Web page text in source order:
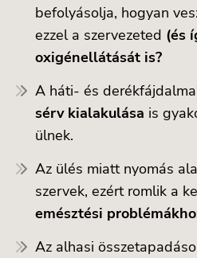
befolyásolja, hogyan
ezzel a szervezeted (és
oxigénellátását is?
A háti- és
sérv kialakulása is
ülnek.
Az ülés miatt nyomás
szervek, ezért romlik a
emésztési
Az alhasi